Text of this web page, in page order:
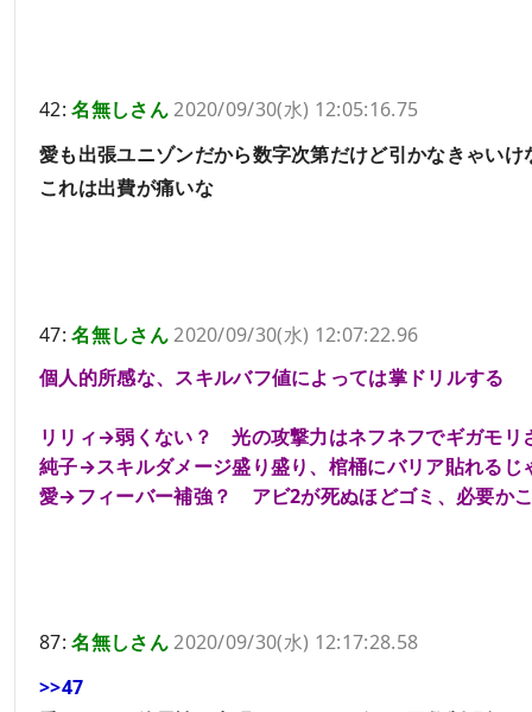
42:名無しさん2020/09/30(水) 12:05:16.75
愛も出張ユニゾンだから数字次第だけど引かなきゃいけ
これは出費が痛いな
47:名無しさん2020/09/30(水) 12:07:22.96
個人的所感な、スキルバフ値によっては掌ドリルする
リリィ→弱くない？ 光の攻撃力はネフネフでギガモリ
純子→スキルダメージ盛り盛り、棺桶にバリア貼れるじ
愛→フィーバー補強？ アビ2が死ぬほどゴミ、必要か
87:名無しさん2020/09/30(水) 12:17:28.58
>>47